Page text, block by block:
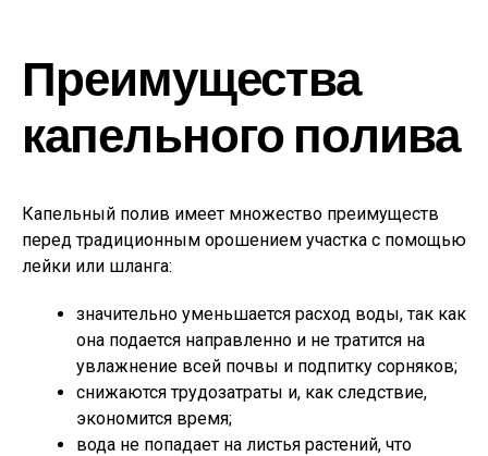
Преимущества
капельного полива
Капельный полив имеет множество преимуществ
перед традиционным орошением участка с помощью
лейки или шланга:
значительно уменьшается расход воды, так как
она подается направленно и не тратится на
увлажнение всей почвы и подпитку сорняков;
снижаются трудозатраты и, как следствие,
экономится время;
вода не попадает на листья растений, что